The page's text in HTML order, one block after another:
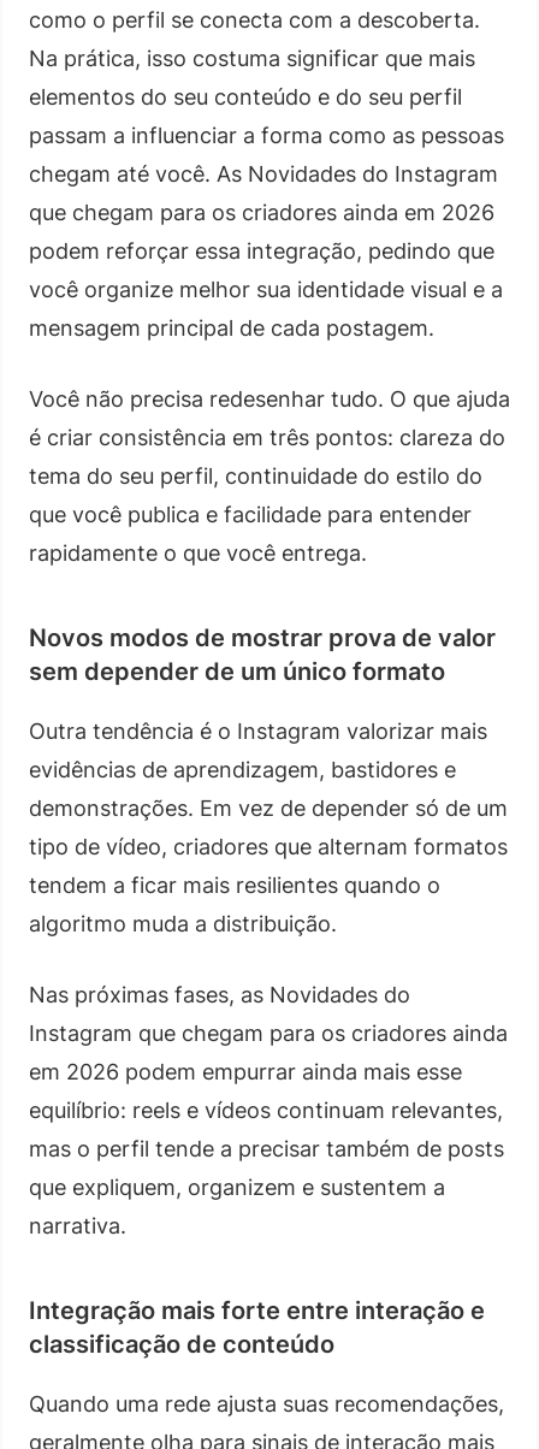
como o perfil se conecta com a descoberta.
Na prática, isso costuma significar que mais
elementos do seu conteúdo e do seu perfil
passam a influenciar a forma como as pessoas
chegam até você. As Novidades do Instagram
que chegam para os criadores ainda em 2026
podem reforçar essa integração, pedindo que
você organize melhor sua identidade visual e a
mensagem principal de cada postagem.
Você não precisa redesenhar tudo. O que ajuda
é criar consistência em três pontos: clareza do
tema do seu perfil, continuidade do estilo do
que você publica e facilidade para entender
rapidamente o que você entrega.
Novos modos de mostrar prova de valor
sem depender de um único formato
Outra tendência é o Instagram valorizar mais
evidências de aprendizagem, bastidores e
demonstrações. Em vez de depender só de um
tipo de vídeo, criadores que alternam formatos
tendem a ficar mais resilientes quando o
algoritmo muda a distribuição.
Nas próximas fases, as Novidades do
Instagram que chegam para os criadores ainda
em 2026 podem empurrar ainda mais esse
equilíbrio: reels e vídeos continuam relevantes,
mas o perfil tende a precisar também de posts
que expliquem, organizem e sustentem a
narrativa.
Integração mais forte entre interação e
classificação de conteúdo
Quando uma rede ajusta suas recomendações,
geralmente olha para sinais de interação mais